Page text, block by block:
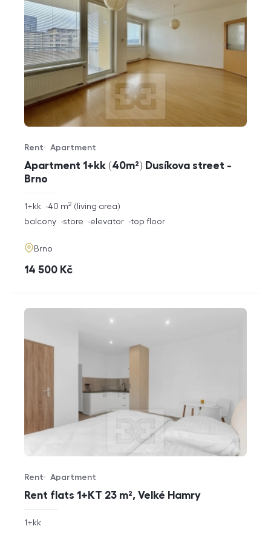
Apartment 1+kk (40m²) Dusíkova street -
Brno
Offer type
Rent
Property type
Apartment
rozměry
1+kk living area
40 m2
funkce
balcony store elevator top floor
adresa
Brno
cena
14 500 Kč
Rent flats 1+KT 23 m², Velké Hamry
Offer type
Rent
Property type
Apartment
rozměry
1+kk